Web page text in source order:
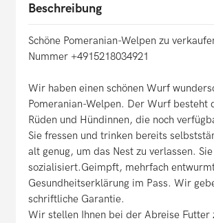
Beschreibung
Schöne Pomeranian-Welpen zu
Nummer +4915218034921
Wir haben einen schönen Wurf
Pomeranian-Welpen. Der Wurf besteht
Rüden und Hündinnen, die noch
Sie fressen und trinken bereits
alt genug, um das Nest zu verlassen.
sozialisiert.Geimpft, mehrfach
Gesundheitserklärung im Pass. Wir
schriftliche Garantie.
Wir stellen Ihnen bei der Abreise Futter